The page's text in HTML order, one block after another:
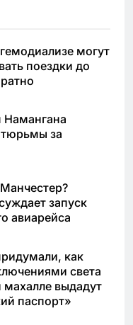
могут
поездки до
тюрьмы за
запуск
авиарейса
как
света
махалле выдадут
паспорт»